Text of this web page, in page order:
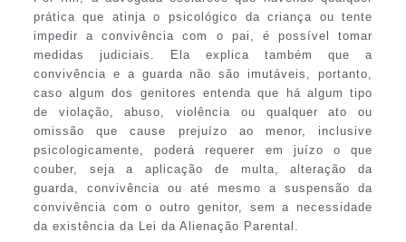
prática que atinja o psicológico da criança ou tente
impedir a convivência com o pai, é possível tomar
medidas judiciais. Ela explica também que a
convivência e a guarda não são imutáveis, portanto,
caso algum dos genitores entenda que há algum tipo
de violação, abuso, violência ou qualquer ato ou
omissão que cause prejuízo ao menor, inclusive
psicologicamente, poderá requerer em juízo o que
couber, seja a aplicação de multa, alteração da
guarda, convivência ou até mesmo a suspensão da
convivência com o outro genitor, sem a necessidade
da existência da Lei da Alienação Parental.